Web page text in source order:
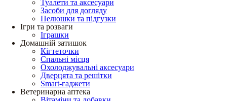
Туалети та аксесуари
Засоби для догляду
Пелюшки та підгузки
Ігри та розваги
Іграшки
Домашній затишок
Кігтеточки
Спальні місця
Охолоджувальні аксесуари
Дверцята та решітки
Smart-гаджети
Ветеринарна аптека